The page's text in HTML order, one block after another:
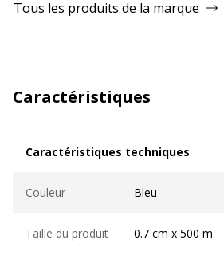
Tous les produits de la marque
Caractéristiques
Caractéristiques techniques
Couleur Bleu
Taille du produit 0.7 cm x 500 m